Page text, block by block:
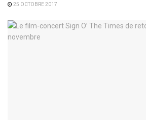
25 OCTOBRE 2017